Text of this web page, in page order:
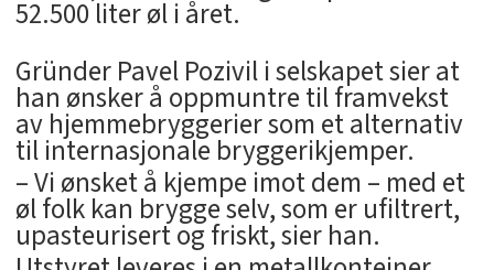
52.500 liter øl i året.
Gründer Pavel Pozivil i selskapet sier at
han ønsker å oppmuntre til framvekst
av hjemmebryggerier som et alternativ
til internasjonale bryggerikjemper.
– Vi ønsket å kjempe imot dem – med et
øl folk kan brygge selv, som er ufiltrert,
upasteurisert og friskt, sier han.